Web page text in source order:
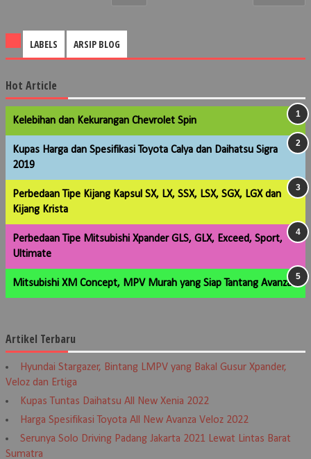
LABELS ARSIP BLOG
Hot Article
Kelebihan dan Kekurangan Chevrolet Spin
Kupas Harga dan Spesifikasi Toyota Calya dan Daihatsu Sigra
2019
Perbedaan Tipe Kijang Kapsul SX, LX, SSX, LSX, SGX, LGX dan
Kijang Krista
Perbedaan Tipe Mitsubishi Xpander GLS, GLX, Exceed, Sport,
Ultimate
Mitsubishi XM Concept, MPV Murah yang Siap Tantang Avanza
Artikel Terbaru
Hyundai Stargazer, Bintang LMPV yang Bakal Gusur Xpander,
Veloz dan Ertiga
Kupas Tuntas Daihatsu All New Xenia 2022
Harga Spesifikasi Toyota All New Avanza Veloz 2022
Serunya Solo Driving Padang Jakarta 2021 Lewat Lintas Barat
Sumatra